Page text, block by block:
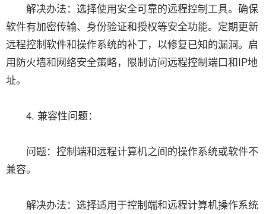
解决办法：选择使用安全可靠的远程控制工具。确保
软件有加密传输、身份验证和授权等安全功能。定期更新
远程控制软件和操作系统的补丁，以修复已知的漏洞。启
用防火墙和网络安全策略，限制访问远程控制端口和IP地
址。
4. 兼容性问题：
问题：控制端和远程计算机之间的操作系统或软件不
兼容。
解决办法：选择适用于控制端和远程计算机操作系统